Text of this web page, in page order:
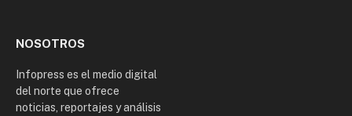
NOSOTROS
Infopress es el medio digital
del norte que ofrece
noticias, reportajes y análisis